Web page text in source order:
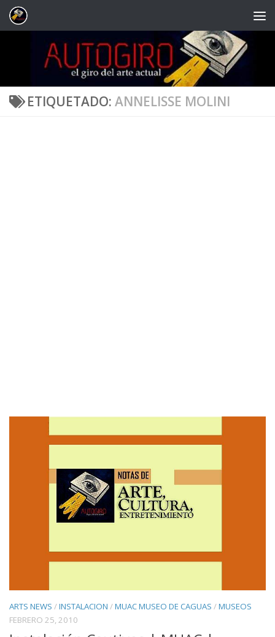
Saltar al contenido
ETIQUETADO: ANNELISSE MOLINI
ARTS NEWS /INSTALACION /MUAC MUSEO DE CAGUAS /MUSEOS
FEBRERO 25, 2010